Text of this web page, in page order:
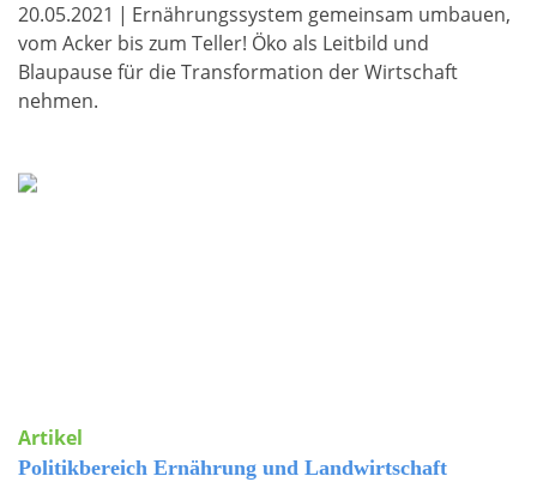
20.05.2021 | Ernährungssystem gemeinsam umbauen,
vom Acker bis zum Teller! Öko als Leitbild und
Blaupause für die Transformation der Wirtschaft
nehmen.
Artikel
Politikbereich Ernährung und Landwirtschaft